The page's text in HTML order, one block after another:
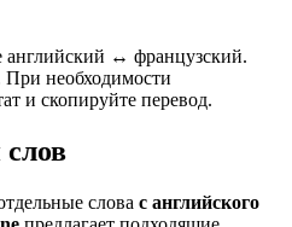
английский ↔ французский.
необходимости
и скопируйте перевод.
слов
слова с английского